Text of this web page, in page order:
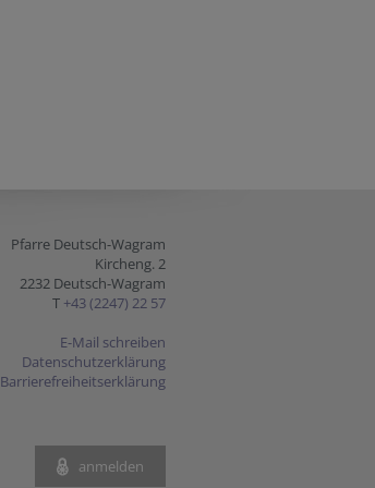
Pfarre Deutsch-Wagram
Kircheng. 2
2232 Deutsch-Wagram
T +43 (2247) 22 57
E-Mail schreiben
Datenschutzerklärung
Barrierefreiheitserklärung
anmelden